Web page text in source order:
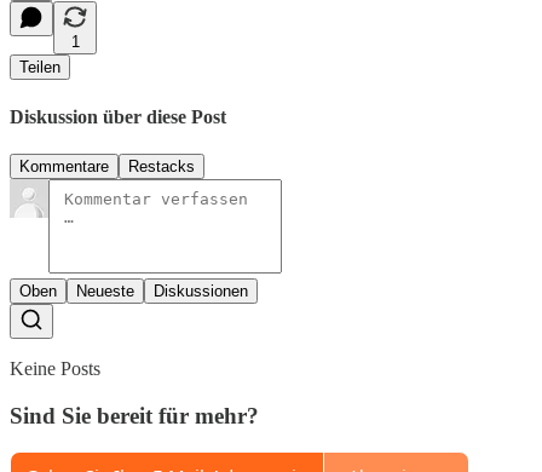
1
Teilen
Diskussion über diese Post
Kommentare Restacks
Oben Neueste Diskussionen
Keine Posts
Sind Sie bereit für mehr?